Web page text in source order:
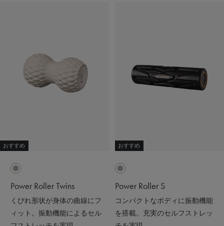
おすすめ
Power Roller Twins
くびれ形状が身体の曲線にフ
ィット。振動機能によるセル
おすすめ
Power Roller S
コンパクトなボディに振動機能
を搭載。充実のセルフストレッ